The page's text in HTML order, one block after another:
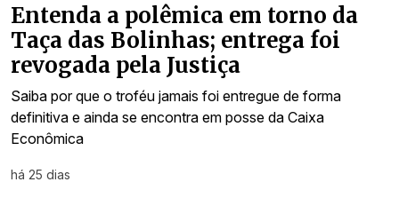
Entenda a polêmica em torno da
Taça das Bolinhas; entrega foi
revogada pela Justiça
Saiba por que o troféu jamais foi entregue de forma
definitiva e ainda se encontra em posse da Caixa
Econômica
há 25 dias